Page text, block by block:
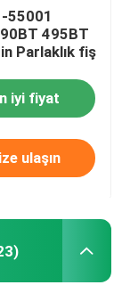
55001
495BT
Parlaklık fiş
iyi fiyat
ulaşın